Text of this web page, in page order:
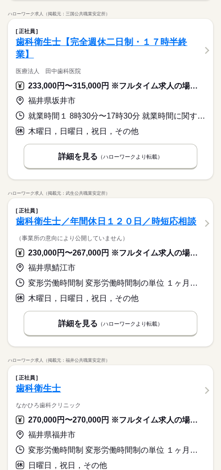
ハローワーク求人（掲載元：三国公共職業安定所）
正社員
歯科衛生士【完全週休二日制・１７時半終
業】
医療法人 田中歯科医院
233,000円〜315,000円 ※フルタイム求人の場合は月額（換算額）、パート求人の場合は時間額を表示しています。
福井県坂井市
就業時間１ 8時30分〜17時30分 就業時間に関する特記事項 ＊パート勤務でもご相談に応じ、その場合の就業時間について相談
木曜日，日曜日，祝日，その他
詳細を見る （ハローワークより転載）
ハローワーク求人（掲載元：武生公共職業安定所）
正社員
歯科衛生士／年間休日１２０日／時短応相談
（事業所の意向により公開していません）
230,000円〜267,000円 ※フルタイム求人の場合は月額（換算額）、パート求人の場合は時間額を表示しています。
福井県鯖江市
変形労働時間制 変形労働時間制の単位 １ヶ月単位 就業時間１ 8時20分〜18時00分 就業時間２ 8時20分〜17時30分 就業時間に関する特記事項 （２）土曜勤務
木曜日，日曜日，祝日，その他
詳細を見る （ハローワークより転載）
ハローワーク求人（掲載元：福井公共職業安定所）
正社員
歯科衛生士
なかひろ歯科クリニック
270,000円〜270,000円 ※フルタイム求人の場合は月額（換算額）、パート求人の場合は時間額を表示しています。
福井県福井市
変形労働時間制 変形労働時間制の単位 １ヶ月単位 就業時間１ 8時30分〜18時30分 就業時間２ 8時30分〜14時00分 就業時間に関する特記事項 （１）平日
日曜日，祝日，その他